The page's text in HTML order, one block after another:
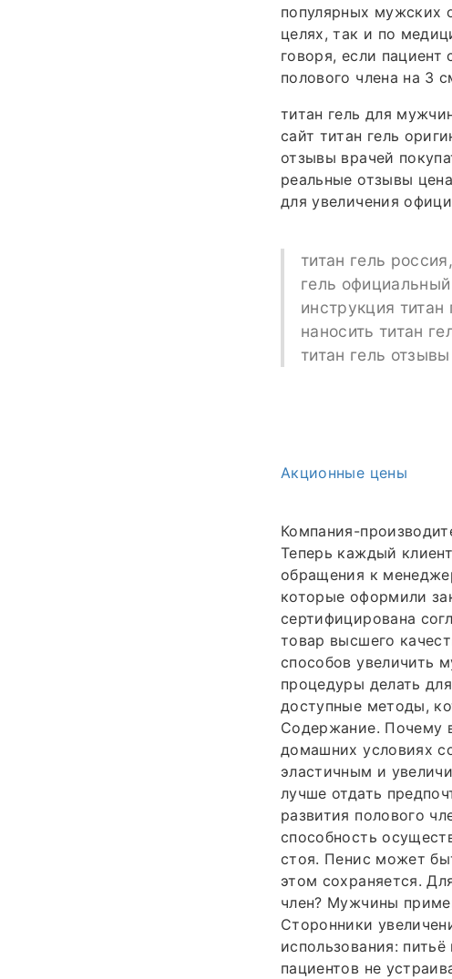
популярных мужских
целях, так и по
говоря, если
полового члена на 3
титан гель для
сайт титан гель
отзывы врачей
реальные отзывы
для увеличения
титан гель
гель
инструкция
наносить титан
титан гель
Акционные цены
Компания-
Теперь каждый
обращения к
которые оформили
сертифицирована
товар высшего
способов увеличить
процедуры делать
доступные методы,
Содержание. Почему
домашних условиях
эластичным и
лучше отдать
развития полового
способность
стоя. Пенис может
этом сохраняется.
член? Мужчины
Сторонники
использования:
пациентов не